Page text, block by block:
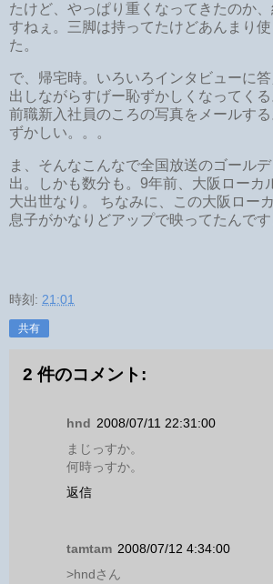
たけど、やっぱり重くなってきたのか
すねぇ。三脚は持ってたけどあんまり
た。
で、帰宅時。いろいろインタビューに
出しながらすげー恥ずかしくなってく
前職新入社員のころの写真をメールす
ずかしい。。。
ま、そんなこんなで全国放送のゴール
出。しかも数分も。9年前、大阪ローカ
大出世なり。 ちなみに、この大阪ロー
息子がかなりどアップで映ってたんです
時刻: 21:01
共有
2 件のコメント:
hnd 2008/07/11 22:31:00
まじっすか。
何時っすか。
返信
tamtam 2008/07/12 4:34:00
>hndさん